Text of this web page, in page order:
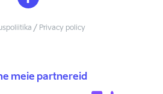
/ Privacy policy
meie partnereid